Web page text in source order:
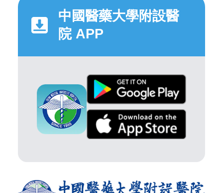
中國醫藥大學附設醫
院 APP